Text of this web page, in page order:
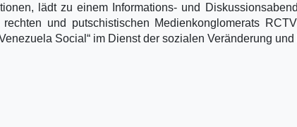
lädt zu einem Informations- und
und putschistischen Medienkonglomerats
Social“ im Dienst der sozialen Veränderung